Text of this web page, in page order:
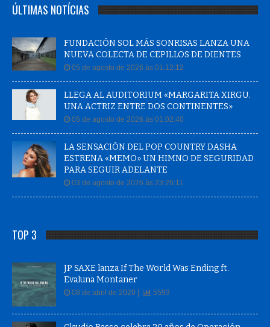
ÚLTIMAS NOTÍCIAS
FUNDACIÓN SOL MÁS SONRISAS LANZA UNA
NUEVA COLECTA DE CEPILLOS DE DIENTES
05 de agosto de 2026 às 01:12:12
LLEGA AL AUDITORIUM «MARGARITA XIRGU.
UNA ACTRIZ ENTRE DOS CONTINENTES»
05 de agosto de 2026 às 01:02:40
LA SENSACIÓN DEL POP COUNTRY DASHA
ESTRENA «MEMO» UN HIMNO DE SEGURIDAD
PARA SEGUIR ADELANTE
03 de agosto de 2026 às 23:26:11
TOP 3
JP SAXE lanza If The World Was Ending ft.
Evaluna Montaner
08 de abril de 2020 | 5593